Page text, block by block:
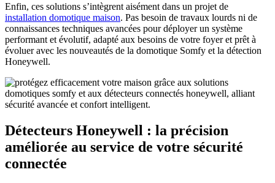
Enfin, ces solutions s’intègrent aisément dans un projet de
installation domotique maison. Pas besoin de travaux lourds ni de
connaissances techniques avancées pour déployer un système
performant et évolutif, adapté aux besoins de votre foyer et prêt à
évoluer avec les nouveautés de la domotique Somfy et la détection
Honeywell.
Détecteurs Honeywell : la précision
améliorée au service de votre sécurité
connectée